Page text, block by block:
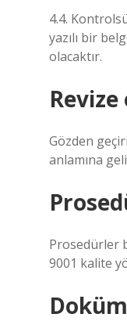
4.4.
yazılı bir
olacaktır.
Gözden
anlamına
Prosedürler
9001 kalite